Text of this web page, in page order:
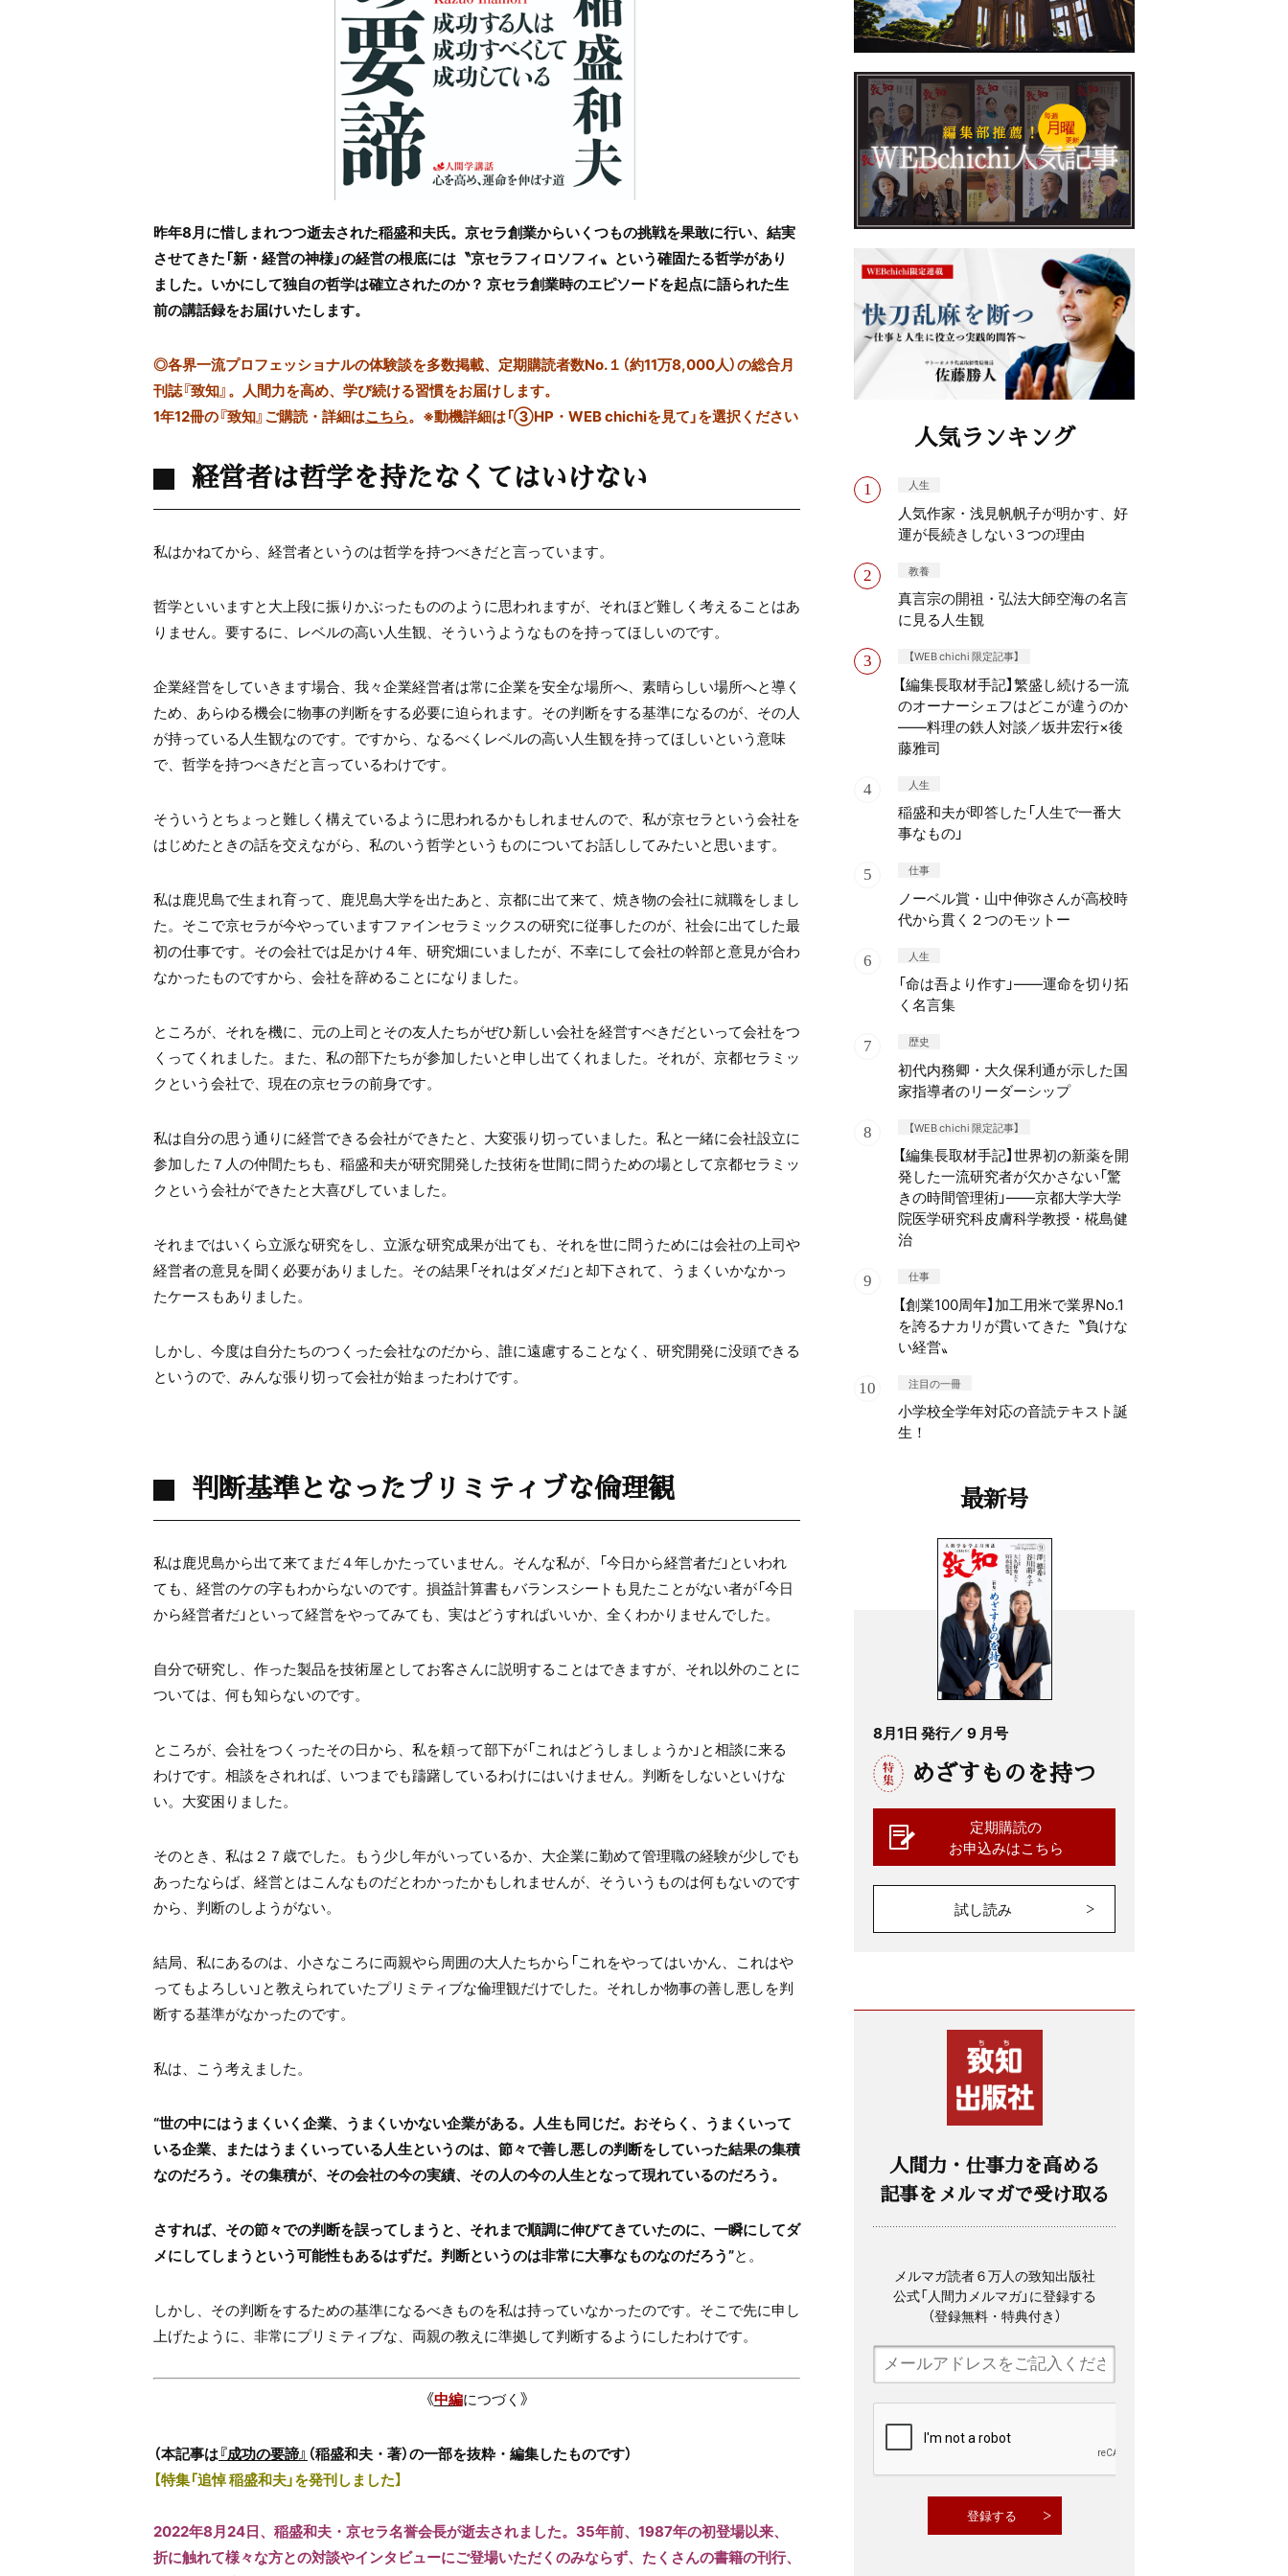
昨年8月に惜しまれつつ逝去された稲盛和夫氏。京セラ創業からいくつもの挑戦を果敢に行い、結実
させてきた「新・経営の神様」の経営の根底には〝京セラフィロソフィ〟という確固たる哲学があり
ました。いかにして独自の哲学は確立されたのか？ 京セラ創業時のエピソードを起点に語られた生
前の講話録をお届けいたします。
◎各界一流プロフェッショナルの体験談を多数掲載、定期購読者数No.１（約11万8,000人）の総合月
刊誌『致知』。人間力を高め、学び続ける習慣をお届けします。
1年12冊の『致知』ご購読・詳細はこちら。 ※動機詳細は「③HP・WEB chichiを見て」を選択ください
経営者は哲学を持たなくてはいけない
私はかねてから、経営者というのは哲学を持つべきだと言っています。
哲学といいますと大上段に振りかぶったもののように思われますが、それほど難しく考えることはあ
りません。要するに、レベルの高い人生観、そういうようなものを持ってほしいのです。
企業経営をしていきます場合、我々企業経営者は常に企業を安全な場所へ、素晴らしい場所へと導く
ため、あらゆる機会に物事の判断をする必要に迫られます。その判断をする基準になるのが、その人
が持っている人生観なのです。ですから、なるべくレベルの高い人生観を持ってほしいという意味
で、哲学を持つべきだと言っているわけです。
そういうとちょっと難しく構えているように思われるかもしれませんので、私が京セラという会社を
はじめたときの話を交えながら、私のいう哲学というものについてお話ししてみたいと思います。
私は鹿児島で生まれ育って、鹿児島大学を出たあと、京都に出て来て、焼き物の会社に就職をしまし
た。そこで京セラが今やっていますファインセラミックスの研究に従事したのが、社会に出てした最
初の仕事です。その会社では足かけ４年、研究畑にいましたが、不幸にして会社の幹部と意見が合わ
なかったものですから、会社を辞めることになりました。
ところが、それを機に、元の上司とその友人たちがぜひ新しい会社を経営すべきだといって会社をつ
くってくれました。また、私の部下たちが参加したいと申し出てくれました。それが、京都セラミッ
クという会社で、現在の京セラの前身です。
私は自分の思う通りに経営できる会社ができたと、大変張り切っていました。私と一緒に会社設立に
参加した７人の仲間たちも、稲盛和夫が研究開発した技術を世間に問うための場として京都セラミッ
クという会社ができたと大喜びしていました。
それまではいくら立派な研究をし、立派な研究成果が出ても、それを世に問うためには会社の上司や
経営者の意見を聞く必要がありました。その結果「それはダメだ」と却下されて、うまくいかなかっ
たケースもありました。
しかし、今度は自分たちのつくった会社なのだから、誰に遠慮することなく、研究開発に没頭できる
というので、みんな張り切って会社が始まったわけです。
判断基準となったプリミティブな倫理観
私は鹿児島から出て来てまだ４年しかたっていません。そんな私が、「今日から経営者だ」といわれ
ても、経営のケの字もわからないのです。損益計算書もバランスシートも見たことがない者が「今日
から経営者だ」といって経営をやってみても、実はどうすればいいか、全くわかりませんでした。
自分で研究し、作った製品を技術屋としてお客さんに説明することはできますが、それ以外のことに
ついては、何も知らないのです。
ところが、会社をつくったその日から、私を頼って部下が「これはどうしましょうか」と相談に来る
わけです。相談をされれば、いつまでも躊躇しているわけにはいけません。判断をしないといけな
い。大変困りました。
そのとき、私は２７歳でした。もう少し年がいっているか、大企業に勤めて管理職の経験が少しでも
あったならば、経営とはこんなものだとわかったかもしれませんが、そういうものは何もないのです
から、判断のしようがない。
結局、私にあるのは、小さなころに両親やら周囲の大人たちから「これをやってはいかん、これはや
ってもよろしい」と教えられていたプリミティブな倫理観だけでした。それしか物事の善し悪しを判
断する基準がなかったのです。
私は、こう考えました。
“世の中にはうまくいく企業、うまくいかない企業がある。人生も同じだ。おそらく、うまくいって
いる企業、またはうまくいっている人生というのは、節々で善し悪しの判断をしていった結果の集積
なのだろう。その集積が、その会社の今の実績、その人の今の人生となって現れているのだろう。
さすれば、その節々での判断を誤ってしまうと、それまで順調に伸びてきていたのに、一瞬にしてダ
メにしてしまうという可能性もあるはずだ。判断というのは非常に大事なものなのだろう”と。
しかし、その判断をするための基準になるべきものを私は持っていなかったのです。そこで先に申し
上げたように、非常にプリミティブな、両親の教えに準拠して判断するようにしたわけです。
《中編につづく》
（本記事は『成功の要諦』 （稲盛和夫・著）の一部を抜粋・編集したものです）
【特集「追悼 稲盛和夫」を発刊しました】
2022年8月24日、稲盛和夫・京セラ名誉会長が逝去されました。35年前、1987年の初登場以来、
折に触れて様々な方との対談やインタビューにご登場いただくのみならず、たくさんの書籍の刊行、
人気ランキング
人生
人気作家・浅見帆帆子が明かす、好
運が長続きしない３つの理由
教養
真言宗の開祖・弘法大師空海の名言
に見る人生観
【WEB chichi 限定記事】
【編集長取材手記】繁盛し続ける一流
のオーナーシェフはどこが違うのか
——料理の鉄人対談／坂井宏行×後
藤雅司
人生
稲盛和夫が即答した「人生で一番大
事なもの」
仕事
ノーベル賞・山中伸弥さんが高校時
代から貫く２つのモットー
人生
「命は吾より作す」——運命を切り拓
く名言集
歴史
初代内務卿・大久保利通が示した国
家指導者のリーダーシップ
【WEB chichi 限定記事】
【編集長取材手記】世界初の新薬を開
発した一流研究者が欠かさない「驚
きの時間管理術」——京都大学大学
院医学研究科皮膚科学教授・椛島健
治
仕事
【創業100周年】加工用米で業界No.1
を誇るナカリが貫いてきた〝負けな
い経営〟
注目の一冊
小学校全学年対応の音読テキスト誕
生！
最新号
8月1日 発行／ 9 月号
めざすものを持つ
定期購読の
お申込みはこちら
試し読み
人間力・仕事力を高める
記事をメルマガで受け取る
メルマガ読者６万人の致知出版社
公式「人間力メルマガ」に登録する
（登録無料・特典付き）